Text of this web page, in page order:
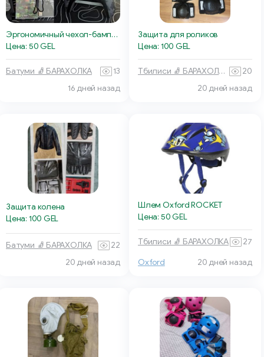
Эргономичный чехол-бампер для Nintendo Switch OLED
Цена: 50 GEL
Батуми 🧦 БАРАХОЛКА
13
16 дней назад
Защита для роликов
Цена: 100 GEL
Тбилиси 🧦 БАРАХОЛКА
20
20 дней назад
Защита колена
Цена: 100 GEL
Батуми 🧦 БАРАХОЛКА
22
20 дней назад
Шлем Oxford ROCKET
Цена: 50 GEL
Тбилиси 🧦 БАРАХОЛКА 27
Oxford 20 дней назад